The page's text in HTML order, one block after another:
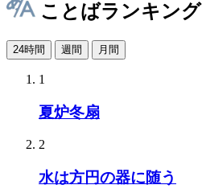
ことばランキング
24時間 週間 月間
1
夏炉冬扇
2
水は方円の器に随う